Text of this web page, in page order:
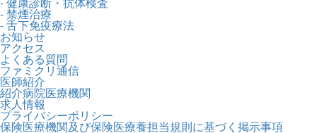
- 禁煙治療
- 舌下免疫療法
お知らせ
アクセス
よくある質問
ファミクリ通信
医師紹介
紹介病院医療機関
求人情報
プライバシーポリシー
保険医療機関及び保険医療養担当規則に基づく掲示事項